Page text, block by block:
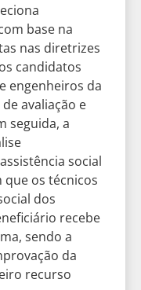
base na
nas diretrizes
candidatos
engenheiros da
avaliação e
seguida, a
social
os técnicos
dos
recebe
sendo a
da
recurso